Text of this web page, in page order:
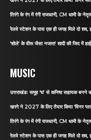
तिरंगे के रंग में रंगी राजधानी, CM धामी के
रेलवे स्टेशन के पास एक ही जगह मिले दो शव,
‘शोले’ के वीरू जैसा नजारा! शादी की जिद में
MUSIC
उत्तराखंडः समूह ‘घ’ से कनिष्ठ सहायक बनने
खरगे ने 2027 के लिए तैयार किया ‘विनर
तिरंगे के रंग में रंगी राजधानी, CM धामी के
रेलवे स्टेशन के पास एक ही जगह मिले दो शव,